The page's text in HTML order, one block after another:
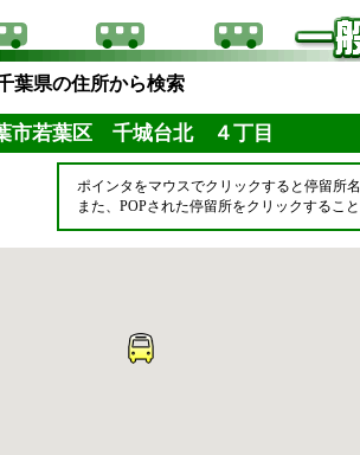
葉県の住所から検索
市若葉区 千城台北 ４丁目
ポインタをマウスでクリックすると停留所
また、POPされた停留所をクリックするこ